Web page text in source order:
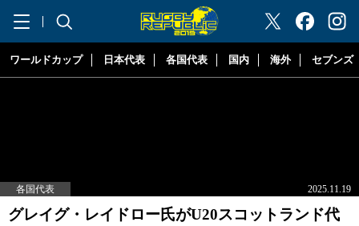
"ラグビーリパブリック"
ワールドカップ 日本代表 各国代表 国内 海外 セブンズ
各国代表 2025.11.19
グレイグ・レイドロー氏がU20スコットランド代